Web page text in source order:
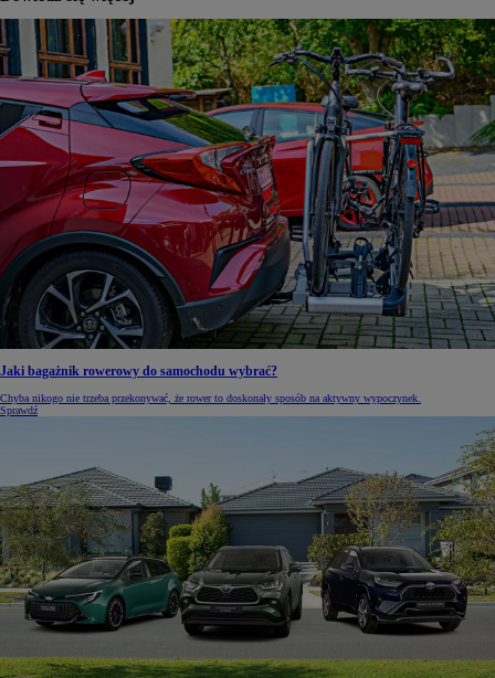
Jaki bagażnik rowerowy do samochodu wybrać?
Chyba nikogo nie trzeba przekonywać, że rower to doskonały sposób na aktywny wypoczynek.
Sprawdź